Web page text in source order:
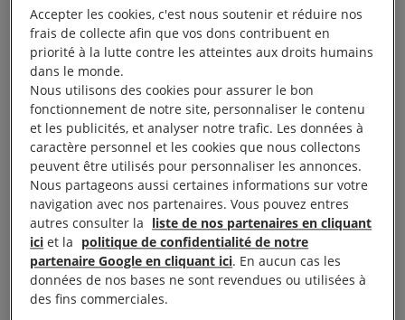
nous soyons éloignés les uns des
autres, nous devons tous rester
solidaires et soudés.
À lire aussi : Covid-19 : ensemble malgré tout !
Tout le monde remarque l’impact qu’a le Covid-19
ou coronavirus sur son quotidien. Mais
concrètement, quel impact a-t-il sur les droits
humains ? Comment agir en ligne et rester mobilisés
au quotidien, même confinés ? Vous trouverez
progressivement des réponses à ces questions dans
Accepter les cookies, c'est nous soutenir et réduire nos
frais de collecte afin que vos dons contribuent en
priorité à la lutte contre les atteintes aux droits humains
dans le monde.
Nous utilisons des cookies pour assurer le bon
fonctionnement de notre site, personnaliser le contenu
et les publicités, et analyser notre trafic. Les données à
caractère personnel et les cookies que nous collectons
peuvent être utilisés pour personnaliser les annonces.
Nous partageons aussi certaines informations sur votre
navigation avec nos partenaires. Vous pouvez entres
autres consulter la liste de nos partenaires en cliquant
ici et la politique de confidentialité de notre
partenaire Google en cliquant ici. En aucun cas les
données de nos bases ne sont revendues ou utilisées à
des fins commerciales.